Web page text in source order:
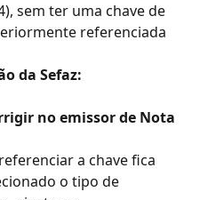
sem ter uma chave de
referenciada
da Sefaz:
no emissor de Nota
a chave fica
o tipo de